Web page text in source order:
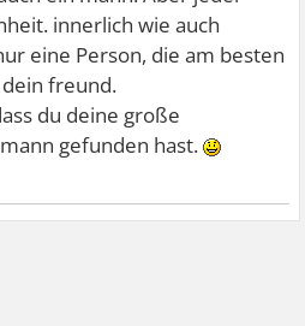
innerlich wie auch
eine Person, die am besten
freund.
du deine große
gefunden hast.